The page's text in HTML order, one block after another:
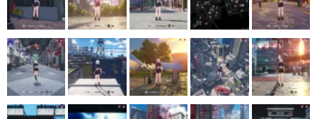
女性向け
アプリレビュー
その他
電ファミニコゲーマーとは？